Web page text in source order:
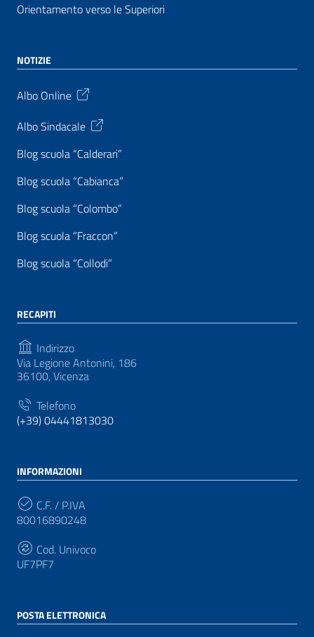
Orientamento verso le Superiori
NOTIZIE
Albo Online
Albo Sindacale
Blog scuola “Calderari”
Blog scuola “Cabianca”
Blog scuola “Colombo”
Blog scuola “Fraccon”
Blog scuola “Collodi”
RECAPITI
Indirizzo
Via Legione Antonini, 186
36100, Vicenza
Telefono
(+39) 04441813030
INFORMAZIONI
C.F. / P.IVA
80016890248
Cod. Univoco
UF7PF7
POSTA ELETTRONICA